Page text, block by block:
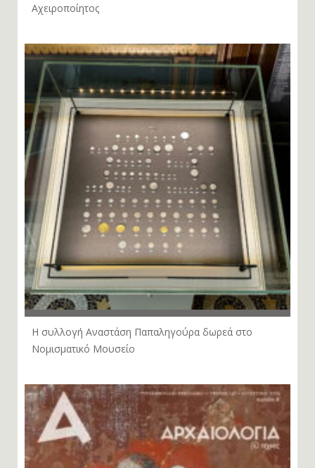
Αχειροποίητος
Η συλλογή Αναστάση Παπαληγούρα δωρεά στο
Νομισματικό Μουσείο